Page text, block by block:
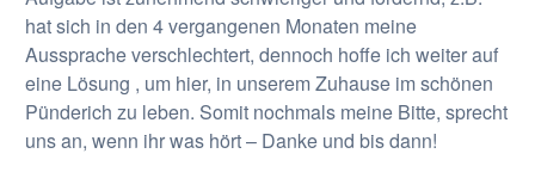
hat sich in den 4 vergangenen Monaten meine
Aussprache verschlechtert, dennoch hoffe ich weiter auf
eine Lösung , um hier, in unserem Zuhause im schönen
Pünderich zu leben. Somit nochmals meine Bitte, sprecht
uns an, wenn ihr was hört – Danke und bis dann!